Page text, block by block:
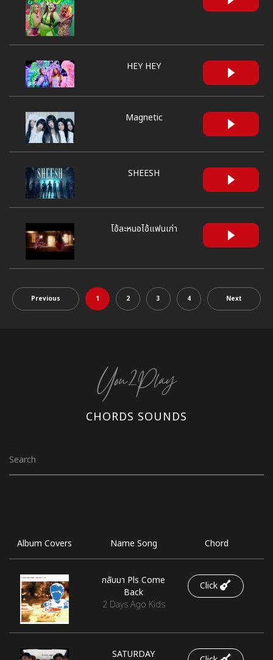
HEY HEY
Magnetic
SHEESH
โอ้ละหนอไอ้แฟนเก่า
Previous 1 2 3 4 Next
You2Play
CHORDS SOUNDS
Album Covers Name Song Chord
กลับมา Pls Come
Back
2 Days Ago Kids
Click
SATURDAY